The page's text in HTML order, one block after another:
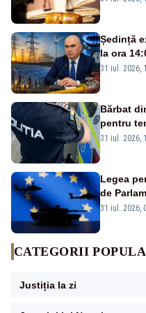
Ședință
la ora
stare de
31 iul. 2026,
Bărbat
pentru
31 iul. 2026,
Legea
de
31 iul. 2026,
CATEGORII
Justiția la zi